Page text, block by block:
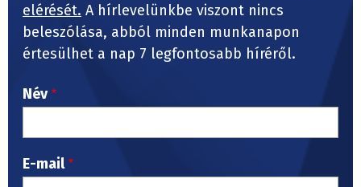
elérését. A hírlevelünkbe viszont nincs
beleszólása, abból minden munkanapon
értesülhet a nap 7 legfontosabb híréről.
Név
E-mail